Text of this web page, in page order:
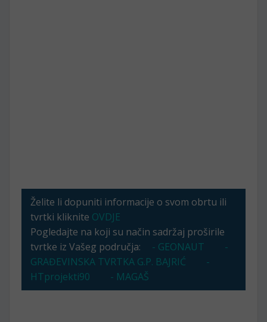
Želite li dopuniti informacije o svom obrtu ili
tvrtki kliknite OVDJE
Pogledajte na koji su način sadržaj proširile
tvrtke iz Vašeg područja:
- GEONAUT
-
GRAĐEVINSKA TVRTKA G.P. BAJRIĆ
-
HTprojekti90
- MAGAŠ